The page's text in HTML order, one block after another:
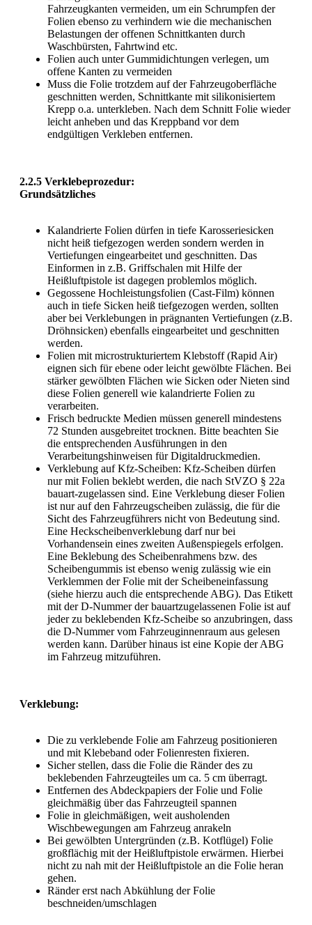
Fahrzeugkanten vermeiden, um ein Schrumpfen der
Folien ebenso zu verhindern wie die mechanischen
Belastungen der offenen Schnittkanten durch
Waschbürsten, Fahrtwind etc.
Folien auch unter Gummidichtungen verlegen, um
offene Kanten zu vermeiden
Muss die Folie trotzdem auf der Fahrzeugoberfläche
geschnitten werden, Schnittkante mit silikonisiertem
Krepp o.a. unterkleben. Nach dem Schnitt Folie wieder
leicht anheben und das Kreppband vor dem
endgültigen Verkleben entfernen.
2.2.5 Verklebeprozedur:
Grundsätzliches
Kalandrierte Folien dürfen in tiefe Karosseriesicken
nicht heiß tiefgezogen werden sondern werden in
Vertiefungen eingearbeitet und geschnitten. Das
Einformen in z.B. Griffschalen mit Hilfe der
Heißluftpistole ist dagegen problemlos möglich.
Gegossene Hochleistungsfolien (Cast-Film) können
auch in tiefe Sicken heiß tiefgezogen werden, sollten
aber bei Verklebungen in prägnanten Vertiefungen (z.B.
Dröhnsicken) ebenfalls eingearbeitet und geschnitten
werden.
Folien mit microstrukturiertem Klebstoff (Rapid Air)
eignen sich für ebene oder leicht gewölbte Flächen. Bei
stärker gewölbten Flächen wie Sicken oder Nieten sind
diese Folien generell wie kalandrierte Folien zu
verarbeiten.
Frisch bedruckte Medien müssen generell mindestens
72 Stunden ausgebreitet trocknen. Bitte beachten Sie
die entsprechenden Ausführungen in den
Verarbeitungshinweisen für Digitaldruckmedien.
Verklebung auf Kfz-Scheiben: Kfz-Scheiben dürfen
nur mit Folien beklebt werden, die nach StVZO § 22a
bauart-zugelassen sind. Eine Verklebung dieser Folien
ist nur auf den Fahrzeugscheiben zulässig, die für die
Sicht des Fahrzeugführers nicht von Bedeutung sind.
Eine Heckscheibenverklebung darf nur bei
Vorhandensein eines zweiten Außenspiegels erfolgen.
Eine Beklebung des Scheibenrahmens bzw. des
Scheibengummis ist ebenso wenig zulässig wie ein
Verklemmen der Folie mit der Scheibeneinfassung
(siehe hierzu auch die entsprechende ABG). Das Etikett
mit der D-Nummer der bauartzugelassenen Folie ist auf
jeder zu beklebenden Kfz-Scheibe so anzubringen, dass
die D-Nummer vom Fahrzeuginnenraum aus gelesen
werden kann. Darüber hinaus ist eine Kopie der ABG
im Fahrzeug mitzuführen.
Verklebung:
Die zu verklebende Folie am Fahrzeug positionieren
und mit Klebeband oder Folienresten fixieren.
Sicher stellen, dass die Folie die Ränder des zu
beklebenden Fahrzeugteiles um ca. 5 cm überragt.
Entfernen des Abdeckpapiers der Folie und Folie
gleichmäßig über das Fahrzeugteil spannen
Folie in gleichmäßigen, weit ausholenden
Wischbewegungen am Fahrzeug anrakeln
Bei gewölbten Untergründen (z.B. Kotflügel) Folie
großflächig mit der Heißluftpistole erwärmen. Hierbei
nicht zu nah mit der Heißluftpistole an die Folie heran
gehen.
Ränder erst nach Abkühlung der Folie
beschneiden/umschlagen